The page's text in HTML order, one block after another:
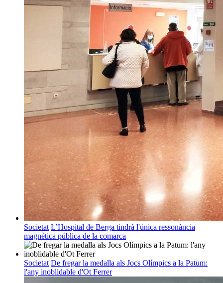
Societat L’Hospital de Berga tindrà l'única ressonància
magnètica pública de la comarca
Societat De fregar la medalla als Jocs Olímpics a la Patum:
l'any inoblidable d'Ot Ferrer